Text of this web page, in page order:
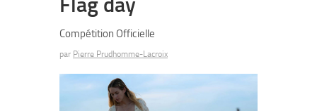
Compétition Officielle
par Pierre Prudhomme-Lacroix